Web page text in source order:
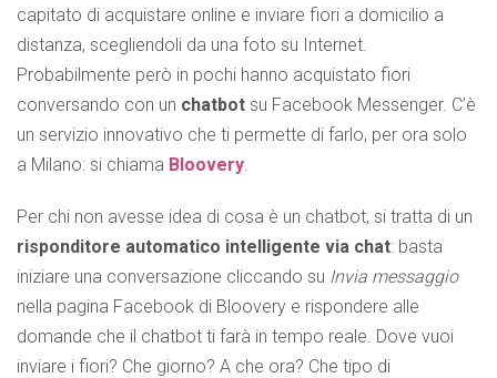
capitato di acquistare online e inviare fiori a domicilio a
distanza, scegliendoli da una foto su Internet.
Probabilmente però in pochi hanno acquistato fiori
conversando con un chatbot su Facebook Messenger. C’è
un servizio innovativo che ti permette di farlo, per ora solo
a Milano: si chiama Bloovery
Per chi non avesse idea di cosa è un chatbot, si tratta di un
risponditore automatico intelligente via chat: basta
iniziare una conversazione cliccando su Invia messaggio
nella pagina Facebook di Bloovery e rispondere alle
domande che il chatbot ti farà in tempo reale. Dove vuoi
inviare i fiori? Che giorno? A che ora? Che tipo di